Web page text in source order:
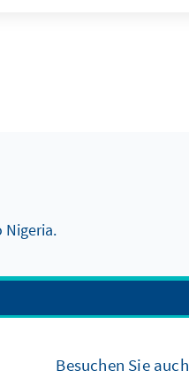
Nigeria.
Besuchen Sie auch